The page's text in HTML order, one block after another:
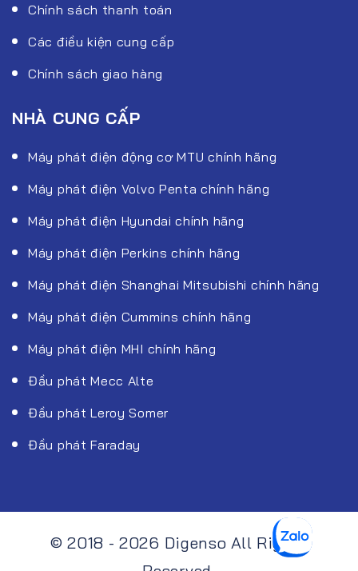
Chính sách thanh toán
Các điều kiện cung cấp
Chính sách giao hàng
NHÀ CUNG CẤP
Máy phát điện động cơ MTU chính hãng
Máy phát điện Volvo Penta chính hãng
Máy phát điện Hyundai chính hãng
Máy phát điện Perkins chính hãng
Máy phát điện Shanghai Mitsubishi chính hãng
Máy phát điện Cummins chính hãng
Máy phát điện MHI chính hãng
Đầu phát Mecc Alte
Đầu phát Leroy Somer
Đầu phát Faraday
© 2018 - 2026 Digenso All Rights